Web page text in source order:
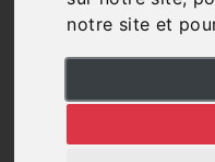
notre site et